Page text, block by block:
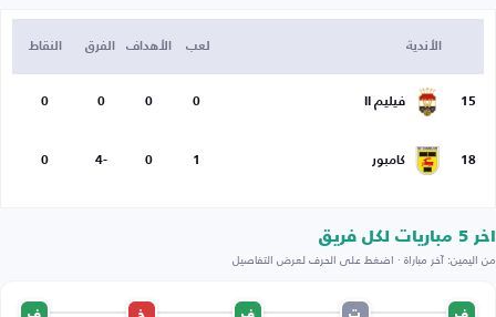
الأندية لعب الأهداف الفرق النقاط
15 فيليم II 0
0
0
0
18 كامبور 1
0
-4
0
اخر 5 مباريات لكل فريق
من اليمين: آخر مباراة · اضغط على الحرف لعرض التفاصيل